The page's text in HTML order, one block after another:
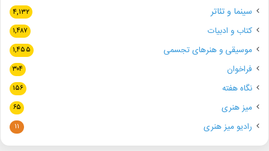
سینما و تئاتر ۴,۱۳۲
کتاب و ادبیات ۱,۴۸۷
موسیقی و هنرهای تجسمی ۱,۴۵۵
فراخوان ۳۰۴
نگاه هفته ۱۵۶
میز هنری ۶۵
رادیو میز هنری ۱۱